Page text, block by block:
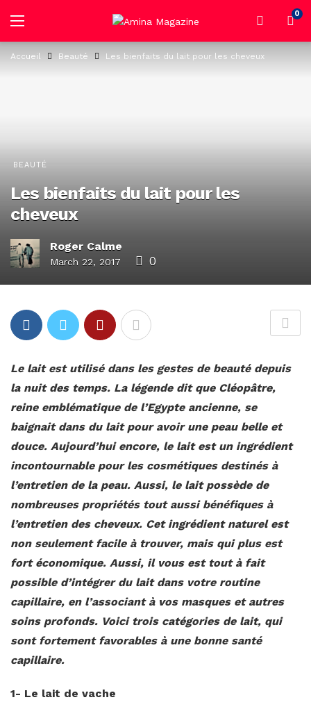
0
Accueil Beauté Les bienfaits du lait pour les cheveux
BEAUTÉ
Les bienfaits du lait pour les
cheveux
Roger Calme
March 22, 2017 0
Le lait est utilisé dans les gestes de beauté depuis
la nuit des temps. La légende dit que Cléopâtre,
reine emblématique de l’Egypte ancienne, se
baignait dans du lait pour avoir une peau belle et
douce. Aujourd’hui encore, le lait est un ingrédient
incontournable pour les cosmétiques destinés à
l’entretien de la peau. Aussi, le lait possède de
nombreuses propriétés tout aussi bénéfiques à
l’entretien des cheveux. Cet ingrédient naturel est
non seulement facile à trouver, mais qui plus est
fort économique. Aussi, il vous est tout à fait
possible d’intégrer du lait dans votre routine
capillaire, en l’associant à vos masques et autres
soins profonds. Voici trois catégories de lait, qui
sont fortement favorables à une bonne santé
capillaire.
1- Le lait de vache